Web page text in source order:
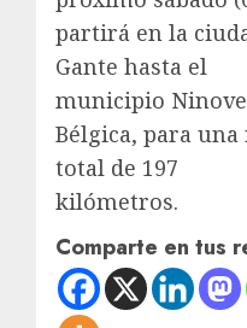
partirá en la
Gante hasta el
municipio
Bélgica, para
total de 197
kilómetros.
Comparte en tus